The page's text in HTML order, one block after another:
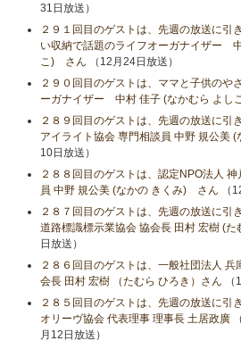
31日放送）
２９１回目のゲストは、先週の放送に引
い収納で話題のライフオーガナイザー
こ) さん （12月24日放送）
２９０回目のゲストは、ママと子供のや
ーガナイザー 中村 佳子 (なかむら よ
２８９回目のゲストは、先週の放送に引
アイライト協会 専門相談員 中野 規公美
10日放送）
２８８回目のゲストは、認定NPO法人
員 中野 規公美 (なかの きくみ) さん （
２８７回目のゲストは、先週の放送に引
道路標識標示業協会 協会長 田村 宏樹 (た
日放送）
２８６回目のゲストは、一般社団法人
会長 田村 宏樹 （たむら ひろき）さん （
２８５回目のゲストは、先週の放送に引
オリーヴ協会 代表理事 理事長 土居政廣
月12日放送）